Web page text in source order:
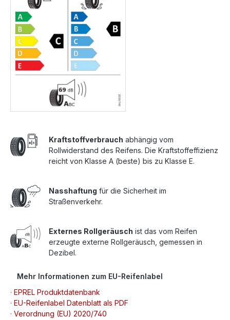
Kraftstoffverbrauch abhängig vom
Rollwiderstand des Reifens. Die Kraftstoffeffizienz
reicht von Klasse A (beste) bis zu Klasse E.
Nasshaftung für die Sicherheit im
Straßenverkehr.
Externes Rollgeräusch ist das vom Reifen
erzeugte externe Rollgeräusch, gemessen in
Dezibel.
Mehr Informationen zum EU-Reifenlabel
· EPREL Produktdatenbank
· EU-Reifenlabel Datenblatt als PDF
· Verordnung (EU) 2020/740